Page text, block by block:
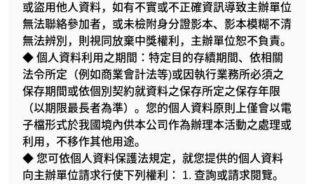
或盜用他人資料，如有不實或不正確資訊導致主辦單位
無法聯絡參加者，或未檢附身分證影本、影本模糊不清
無法辨別，則視同放棄中獎權利，主辦單位恕不負責。
◆ 個人資料利用之期間：特定目的存續期間、依相關
法令所定（例如商業會計法等)或因執行業務所必須之
保存期間或依個別契約就資料之保存所定之保存年限
（以期限最長者為準）。您的個人資料原則上僅會以電
子檔形式於我國境內供本公司作為辦理本活動之處理或
利用，不移作其他用途。
◆ 您可依個人資料保護法規定，就您提供的個人資料
向主辦單位請求行使下列權利： 1. 查詢或請求閱覽。